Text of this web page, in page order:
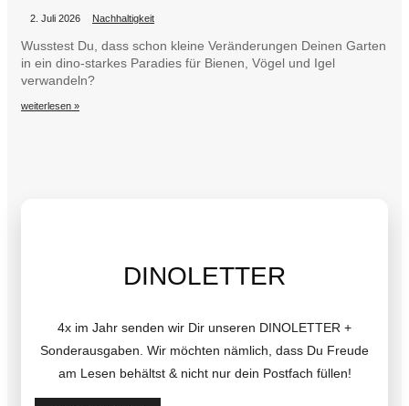
2. Juli 2026 Nachhaltigkeit
Wusstest Du, dass schon kleine Veränderungen Deinen Garten
in ein dino-starkes Paradies für Bienen, Vögel und Igel
verwandeln?
weiterlesen »
DINOLETTER
4x im Jahr senden wir Dir unseren DINOLETTER +
Sonderausgaben. Wir möchten nämlich, dass Du Freude
am Lesen behältst & nicht nur dein Postfach füllen!